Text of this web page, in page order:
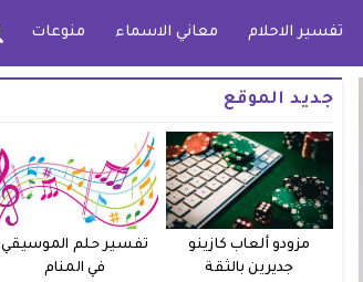
تفسير الاحلام معاني الاسماء منوعات
جديد الموقع
مزودو ألعاب كازينو
جديرين بالثقة
تفسير حلم الموسيقي
في المنام